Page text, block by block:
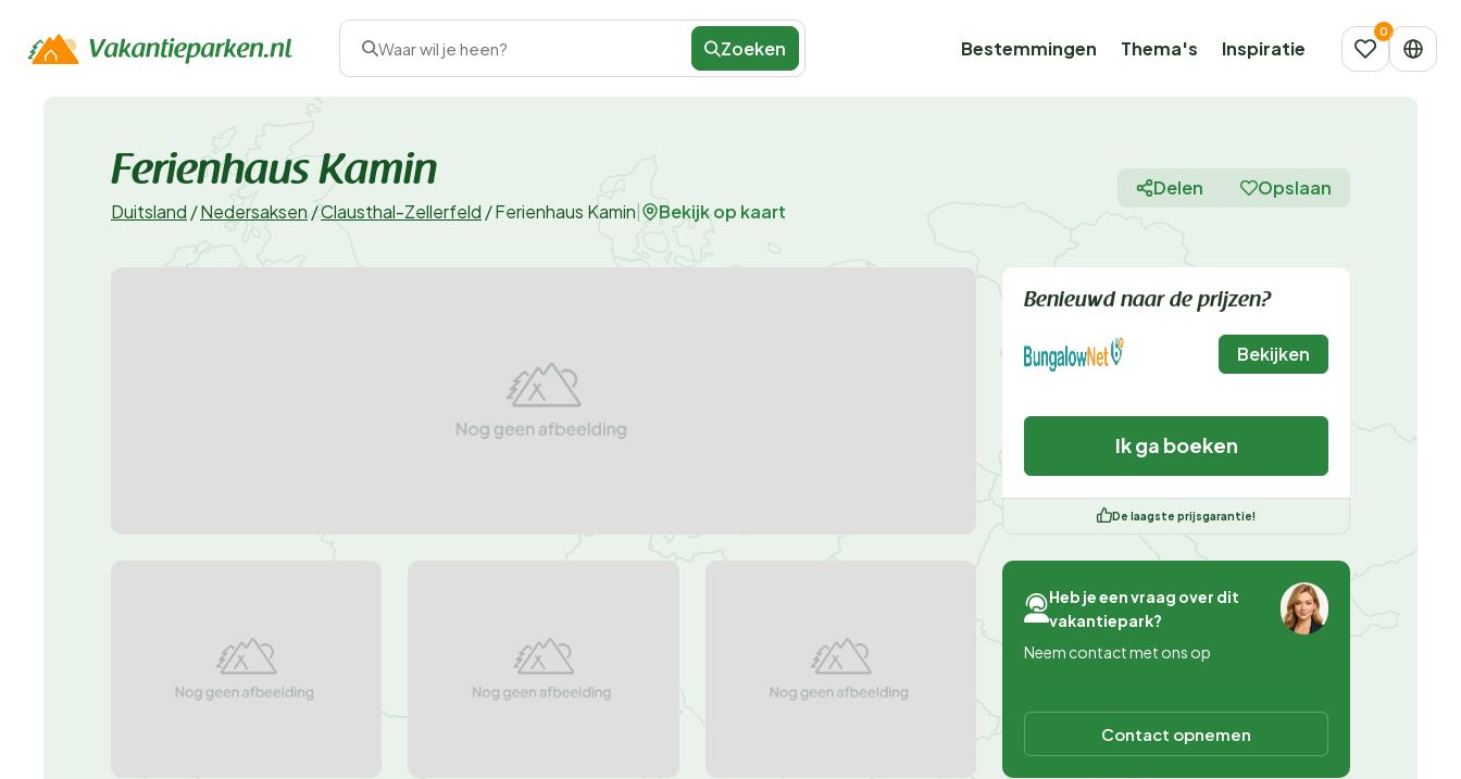
Waar wil je heen? Zoeken Bestemmingen Thema's Inspiratie
Ferienhaus Kamin
Duitsland /Nedersaksen/Clausthal-Zellerfeld /Ferienhaus Kamin Bekijk op kaart
Delen Opslaan
Benieuwd naar de prijzen?
Bekijken
Ik ga boeken
De laagste prijsgarantie!
Heb je een vraag over dit
vakantiepark?
Neem contact met ons op
Contact opnemen